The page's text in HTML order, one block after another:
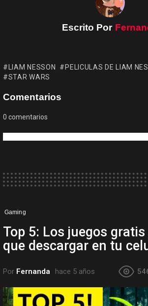
Escrito Por
LIAM NESSON
PELICULAS DE LIAM
STAR WARS
Comentarios
0 comentarios
Gaming
Top 5: Los juegos
que descargar en tu
Por Fernanda hace 5 años